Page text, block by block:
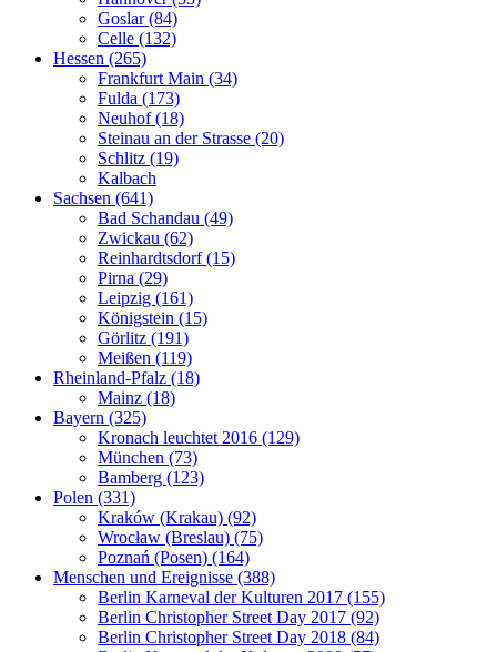
Goslar (84)
Celle (132)
Hessen (265)
Frankfurt Main (34)
Fulda (173)
Neuhof (18)
Steinau an der Strasse (20)
Schlitz (19)
Kalbach
Sachsen (641)
Bad Schandau (49)
Zwickau (62)
Reinhardtsdorf (15)
Pirna (29)
Leipzig (161)
Königstein (15)
Görlitz (191)
Meißen (119)
Rheinland-Pfalz (18)
Mainz (18)
Bayern (325)
Kronach leuchtet 2016 (129)
München (73)
Bamberg (123)
Polen (331)
Kraków (Krakau) (92)
Wrocław (Breslau) (75)
Poznań (Posen) (164)
Menschen und Ereignisse (388)
Berlin Karneval der Kulturen 2017 (155)
Berlin Christopher Street Day 2017 (92)
Berlin Christopher Street Day 2018 (84)